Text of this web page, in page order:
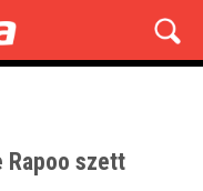
Rapoo szett